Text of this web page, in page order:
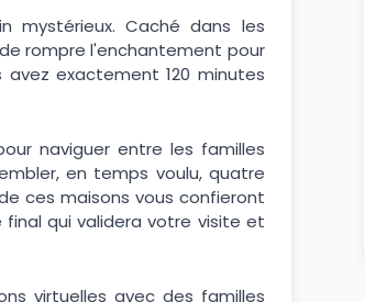
mystérieux. Caché dans les
rompre l'enchantement pour
exactement 120 minutes
naviguer entre les familles
en temps voulu, quatre
ces maisons vous confieront
qui validera votre visite et
virtuelles avec des familles